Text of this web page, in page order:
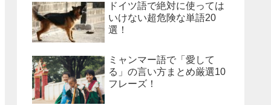
ドイツ語で絶対に使っては
いけない超危険な単語20
選！
ミャンマー語で「愛して
る」の言い方まとめ厳選10
フレーズ！